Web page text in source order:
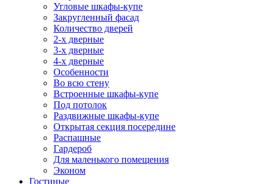
Угловые шкафы-купе
Закругленный фасад
Количество дверей
2-х дверные
3-х дверные
4-х дверные
Особенности
Во всю стену
Встроенные шкафы-купе
Под потолок
Раздвижные шкафы-купе
Открытая секция посередине
Распашные
Гардероб
Для маленького помещения
Эконом
Гостиные